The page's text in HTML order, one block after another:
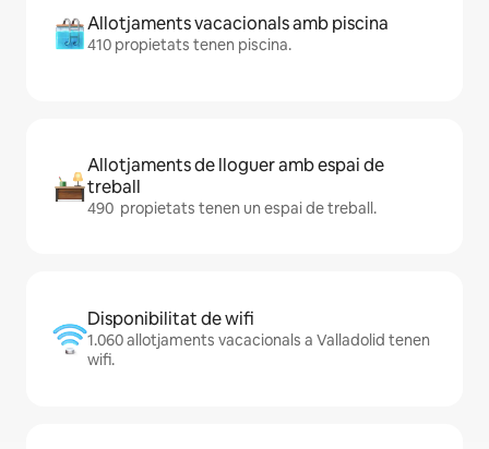
Allotjaments vacacionals amb piscina
410 propietats tenen piscina.
Allotjaments de lloguer amb espai de
treball
490 propietats tenen un espai de treball.
Disponibilitat de wifi
1.060 allotjaments vacacionals a Valladolid tenen
wifi.